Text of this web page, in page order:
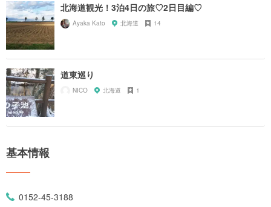
北海道観光！3泊4日の旅♡2日目編♡
Ayaka Kato 北海道 14
道東巡り
NICO 北海道 1
基本情報
0152-45-3188